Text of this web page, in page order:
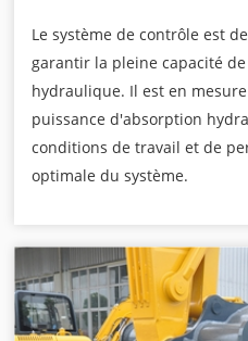
Le système de contrôle est
garantir la pleine capacité
hydraulique. Il est en
puissance d'absorption
conditions de travail et de
optimale du système.